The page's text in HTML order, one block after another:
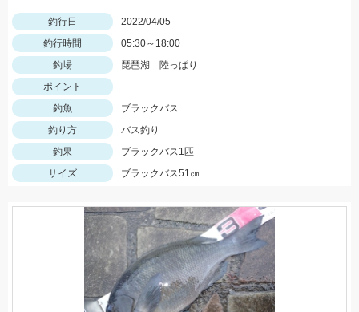
釣行日
2022/04/05
釣行時間
05:30～18:00
釣場
琵琶湖 陸っぱり
ポイント
釣魚
ブラックバス
釣り方
バス釣り
釣果
ブラックバス1匹
サイズ
ブラックバス51㎝